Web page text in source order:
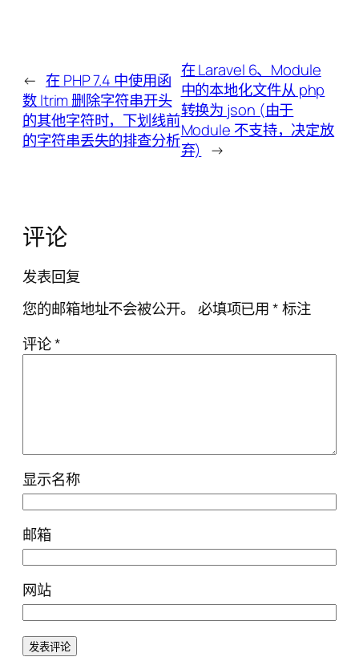
← 在 PHP 7.4 中使用函
数 ltrim 删除字符串开头
的其他字符时，下划线前
的字符串丢失的排查分析
在 Laravel 6、Module
中的本地化文件从 php
转换为 json (由于
Module 不支持，决定放
弃)
→
评论
发表回复
您的邮箱地址不会被公开。 必填项已用*标注
评论*
显示名称
邮箱
网站